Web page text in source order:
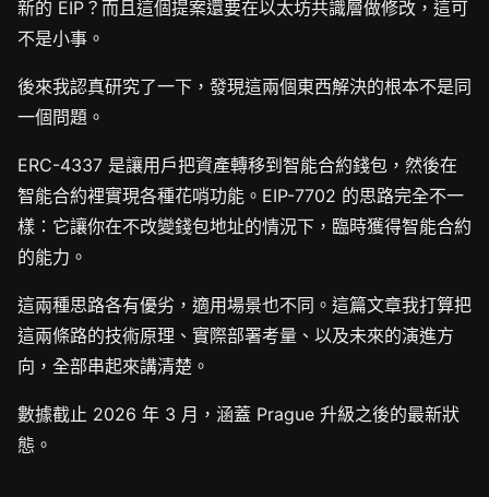
新的 EIP？而且這個提案還要在以太坊共識層做修改，這可
不是小事。
後來我認真研究了一下，發現這兩個東西解決的根本不是同
一個問題。
ERC-4337 是讓用戶把資產轉移到智能合約錢包，然後在
智能合約裡實現各種花哨功能。EIP-7702 的思路完全不一
樣：它讓你在不改變錢包地址的情況下，臨時獲得智能合約
的能力。
這兩種思路各有優劣，適用場景也不同。這篇文章我打算把
這兩條路的技術原理、實際部署考量、以及未來的演進方
向，全部串起來講清楚。
數據截止 2026 年 3 月，涵蓋 Prague 升級之後的最新狀
態。